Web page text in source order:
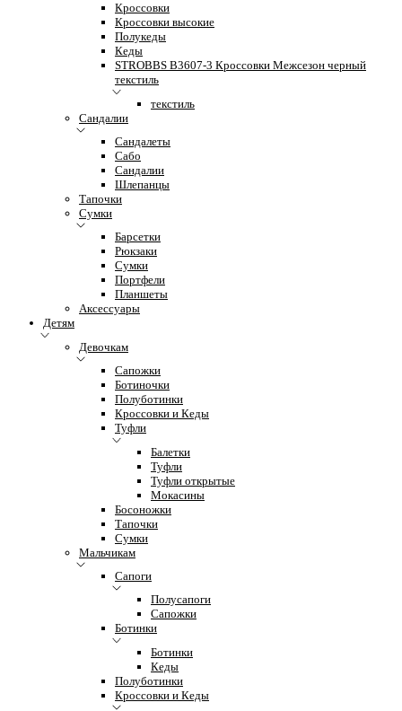
Кроссовки
Кроссовки высокие
Полукеды
Кеды
STROBBS B3607-3 Кроссовки Межсезон черный
текстиль
текстиль
Сандалии
Сандалеты
Сабо
Сандалии
Шлепанцы
Тапочки
Сумки
Барсетки
Рюкзаки
Сумки
Портфели
Планшеты
Аксессуары
Детям
Девочкам
Сапожки
Ботиночки
Полуботинки
Кроссовки и Кеды
Туфли
Балетки
Туфли
Туфли открытые
Мокасины
Босоножки
Тапочки
Сумки
Мальчикам
Сапоги
Полусапоги
Сапожки
Ботинки
Ботинки
Кеды
Полуботинки
Кроссовки и Кеды